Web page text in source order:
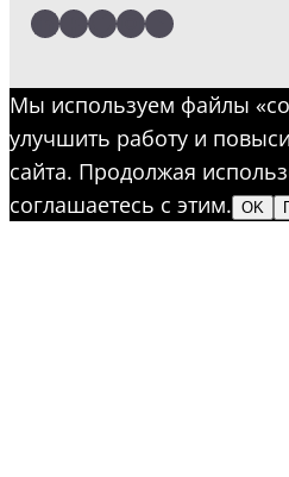
LinkedIn
Facebook
Twitter
Instagram
YouTube
Мы используем файлы
улучшить работу и
сайта. Продолжая
соглашаетесь с этим. OK